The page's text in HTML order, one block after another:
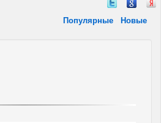
Популярные Новые